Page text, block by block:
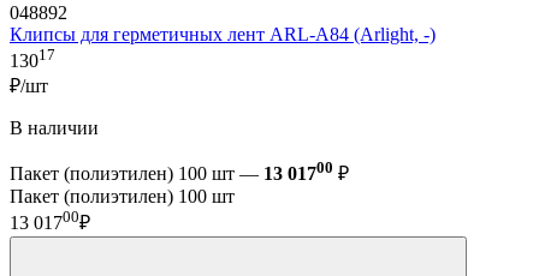
048892
Клипсы для герметичных лент ARL-A84 (Arlight, -)
13017
₽/шт
В наличии
Пакет (полиэтилен) 100 шт — 13 01700 ₽
Пакет (полиэтилен) 100 шт
13 01700₽